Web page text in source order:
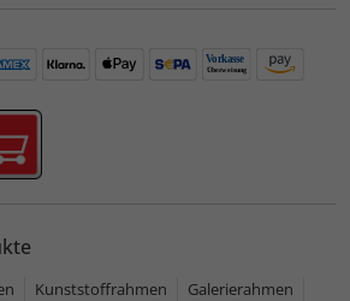
Kunststoffrahmen Galerierahmen